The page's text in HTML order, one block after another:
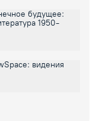
будущее:
1950-
видения